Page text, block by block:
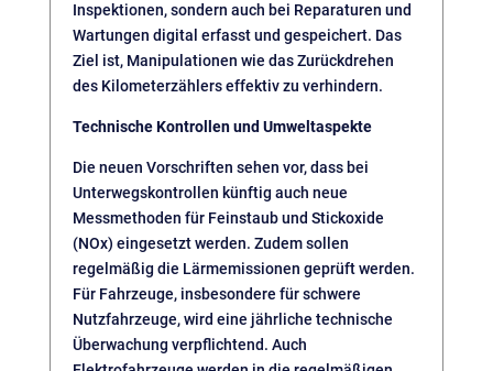
Inspektionen, sondern auch bei Reparaturen und
Wartungen digital erfasst und gespeichert. Das
Ziel ist, Manipulationen wie das Zurückdrehen
des Kilometerzählers effektiv zu verhindern.
Technische Kontrollen und Umweltaspekte
Die neuen Vorschriften sehen vor, dass bei
Unterwegskontrollen künftig auch neue
Messmethoden für Feinstaub und Stickoxide
(NOx) eingesetzt werden. Zudem sollen
regelmäßig die Lärmemissionen geprüft werden.
Für Fahrzeuge, insbesondere für schwere
Nutzfahrzeuge, wird eine jährliche technische
Überwachung verpflichtend. Auch